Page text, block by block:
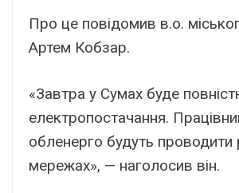
Про це повідомив в.о.
Артем Кобзар.
«Завтра у Сумах буде
електропостачання.
обленерго будуть проводити
мережах», — наголосив він.